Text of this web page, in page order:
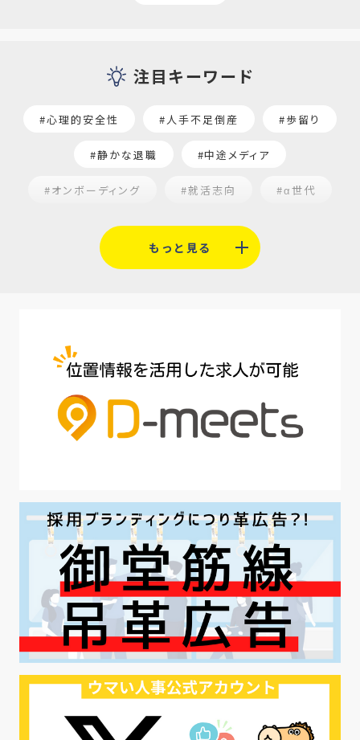
注目キーワード
#心理的安全性 #人手不足倒産 #歩留り
#静かな退職 #中途メディア
#オンボーディング #就活志向 #α世代
#平均採用単価
#人材定着 #AI面接
#魅力の伝え方 #求職者 #27卒
#採用オウンドメディア #業種別
#採用ピッチ資料 #28卒 #ロールモデル
#地方採用 #第二新卒 #採用の効率化
#AI活用 #職場カルチャーギャップ
#早期退職 #ハラスメント
#ハラスメント対策 #SNS活用
#リクルーター制度 #内定辞退の防止
#歩留まり改善 #採用ナーチャリング
#採用CX #学内セミナー #カジュアル面談
もっと見る